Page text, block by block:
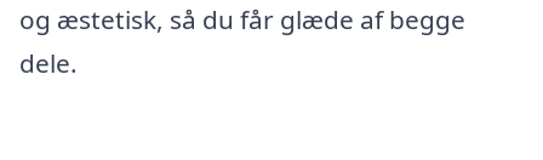
og æstetisk, så du får glæde af begge
dele.